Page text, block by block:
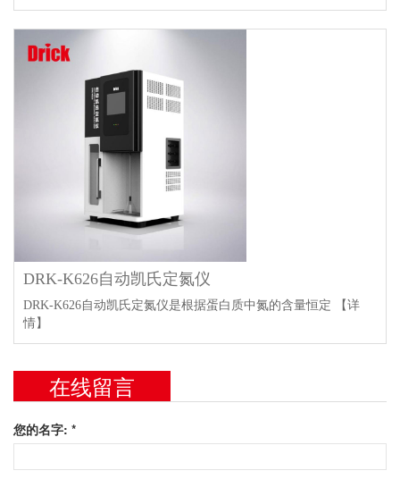
DRK-K626自动凯氏定氮仪
DRK-K626自动凯氏定氮仪是根据蛋白质中氮的含量恒定
【详
情】
在线留言
您的名字: *